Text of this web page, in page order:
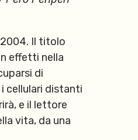
Il titolo
effetti nella
di
cellulari distanti
e il lettore
vita, da una